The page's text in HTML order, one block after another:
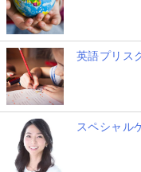
ャレンジしてみてく
関連リンク
古い街並みと自
で英語力アップ
留学！
夏休み★1週間
英語プリス
スペシャル